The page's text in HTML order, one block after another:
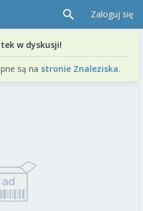
Zaloguj się
w dyskusji!
są na stronie Znaleziska.